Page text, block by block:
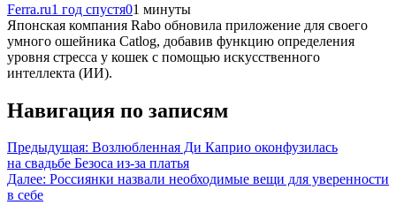
Ferra.ru1 год спустя01 минуты
Японская компания Rabo обновила приложение для своего
умного ошейника Catlog, добавив функцию определения
уровня стресса у кошек с помощью искусственного
интеллекта (ИИ).
Навигация по записям
Предыдущая: Возлюбленная Ди Каприо оконфузилась
на свадьбе Безоса из-за платья
Далее: Россиянки назвали необходимые вещи для уверенности
в себе